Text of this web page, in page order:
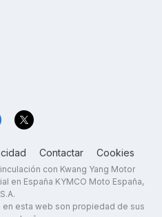
Contactar Cookies
con Kwang Yang Motor
en España KYMCO Moto España,
S.A.
esta web son propiedad de sus